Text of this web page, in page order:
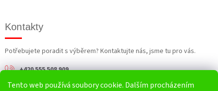
Tento web používá soubory cookie. Dalším procházením
Kontakty
Potřebujete poradit s výběrem? Kontaktujte nás, jsme tu pro vás.
+420 555 508 909
info@harv.cz